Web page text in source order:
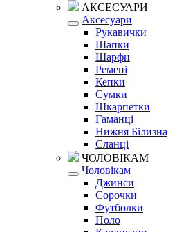
АКСЕСУАРИ
Аксесуари
Рукавички
Шапки
Шарфи
Ремені
Кепки
Сумки
Шкарпетки
Гаманці
Нижня Білизна
Сланці
ЧОЛОВІКАМ
Чоловікам
Джинси
Сорочки
Футболки
Поло